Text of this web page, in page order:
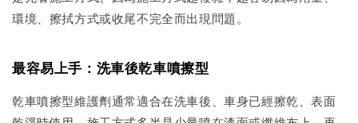
環境、擦拭方式或收尾不完全而出現問題。
最容易上手：洗車後乾車噴擦型
乾車噴擦型維護劑通常適合在洗車後、車身已經擦乾、表面